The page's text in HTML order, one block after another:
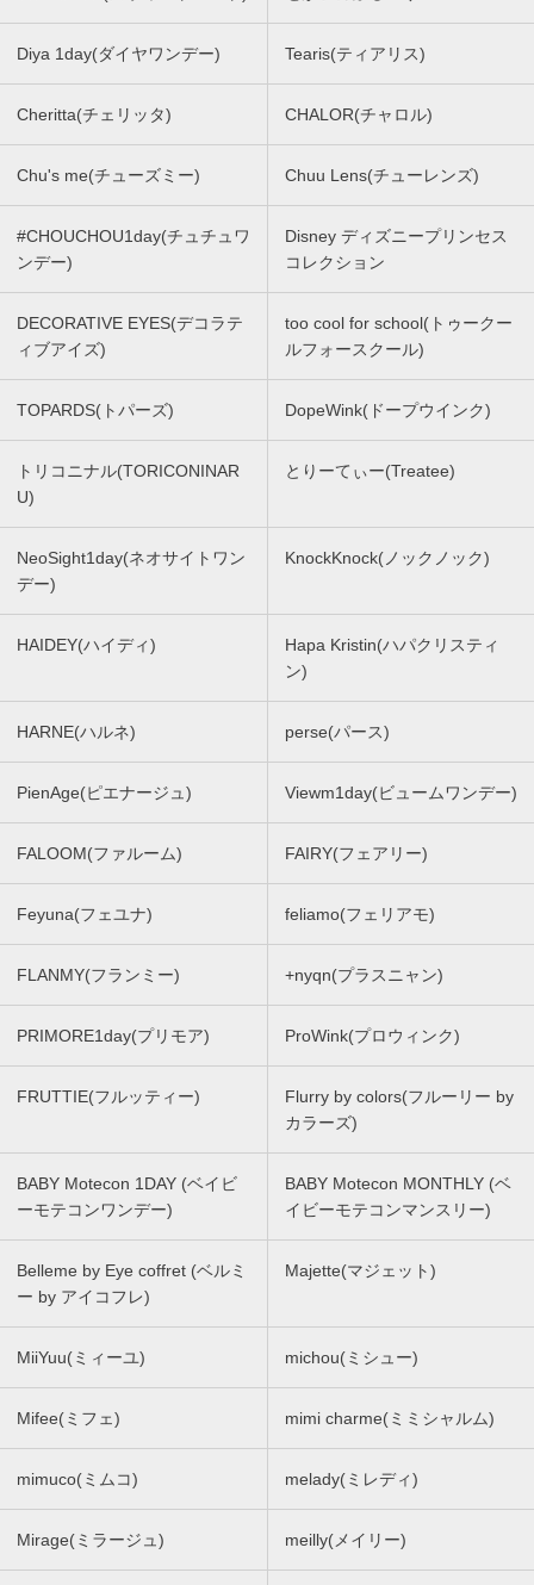
Diya 1day(ダイヤワンデー) Tearis(ティアリス)
Cheritta(チェリッタ) CHALOR(チャロル)
Chu's me(チューズミー) Chuu Lens(チューレンズ)
#CHOUCHOU1day(チュチュワ
ンデー)
Disney ディズニープリンセス
コレクション
DECORATIVE EYES(デコラテ
ィブアイズ)
too cool for school(トゥークー
ルフォースクール)
TOPARDS(トパーズ) DopeWink(ドープウインク)
トリコニナル(TORICONINAR
U)
とりーてぃー(Treatee)
NeoSight1day(ネオサイトワン
デー)
KnockKnock(ノックノック)
HAIDEY(ハイディ)
Hapa Kristin(ハパクリスティ
ン)
HARNE(ハルネ) perse(パース)
PienAge(ピエナージュ) Viewm1day(ビュームワンデー)
FALOOM(ファルーム) FAIRY(フェアリー)
Feyuna(フェユナ) feliamo(フェリアモ)
FLANMY(フランミー) +nyqn(プラスニャン)
PRIMORE1day(プリモア) ProWink(プロウィンク)
FRUTTIE(フルッティー)
Flurry by colors(フルーリー by
カラーズ)
BABY Motecon 1DAY (ベイビ
ーモテコンワンデー)
BABY Motecon MONTHLY (ベ
イビーモテコンマンスリー)
Belleme by Eye coffret (ベルミ
ー by アイコフレ)
Majette(マジェット)
MiiYuu(ミィーユ) michou(ミシュー)
Mifee(ミフェ) mimi charme(ミミシャルム)
mimuco(ミムコ) melady(ミレディ)
Mirage(ミラージュ) meilly(メイリー)